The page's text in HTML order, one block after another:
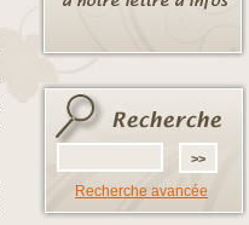
Recherche avancée